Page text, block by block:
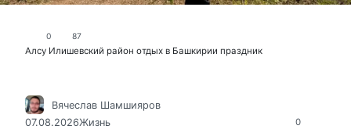
0 87
Алсу Илишевский район отдых в Башкирии праздник
0
Вячеслав Шамшияров
07.08.2026Жизнь